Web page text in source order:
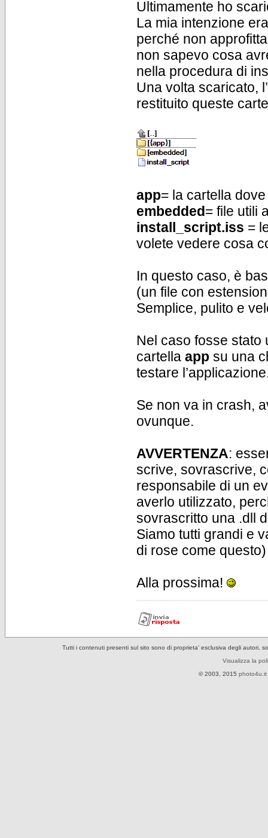
Ultimamente ho
La mia intenzione
perché non
non sapevo cosa
nella procedura di
Una volta scaricato,
restituito queste
app= la cartella
embedded= file utili
install_script.iss =
volete vedere cosa
In questo caso, è
(un file con
Semplice, pulito e
Nel caso fosse stato
cartella app su una
testare
Se non va in crash,
ovunque.
AVVERTENZA:
scrive, sovrascrive,
responsabile di un
averlo utilizzato,
sovrascritto una .dll
Siamo tutti grandi e
di rose come
Alla prossima!
Tutti i contenuti presenti sul sito sono di proprieta' esclusiva degli autori,
Visualizza la
© 2003, 2015 photo4u.it